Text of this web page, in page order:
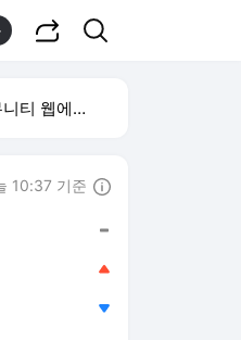
에서 보기
10:37 기준